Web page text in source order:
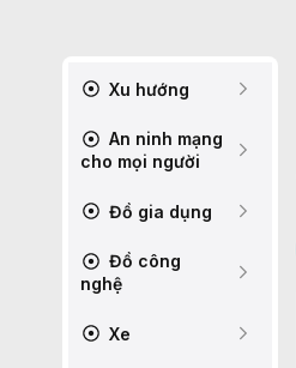
Xu hướng
An ninh mạng
cho mọi người
Đồ gia dụng
Đồ công
nghệ
Xe